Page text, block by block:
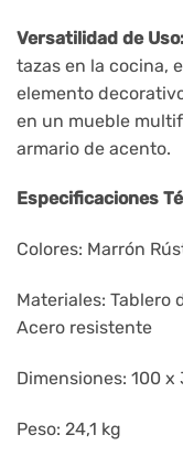
Versatilidad de Uso:
tazas en la cocina,
elemento
en un mueble
armario de acento.
Especificaciones
Colores: Marrón
Materiales: Tablero
Acero resistente
Dimensiones: 100
Peso: 24,1 kg